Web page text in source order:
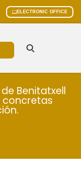
ELECTRONIC OFFICE
Benitatxell
concretas